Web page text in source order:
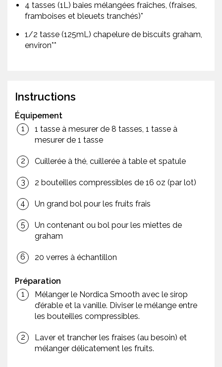
4 tasses (1L) baies mélangées fraîches, (fraises,
framboises et bleuets tranchés)*
1/2 tasse (125mL) chapelure de biscuits graham,
environ**
Instructions
Équipement
1 tasse à mesurer de 8 tasses, 1 tasse à
mesurer de 1 tasse
Cuillerée à thé, cuillerée à table et spatule
2 bouteilles compressibles de 16 oz (par lot)
Un grand bol pour les fruits frais
Un contenant ou bol pour les miettes de
graham
20 verres à échantillon
Préparation
Mélanger le Nordica Smooth avec le sirop
d’érable et la vanille. Diviser le mélange entre
les bouteilles compressibles.
Laver et trancher les fraises (au besoin) et
mélanger délicatement les fruits.